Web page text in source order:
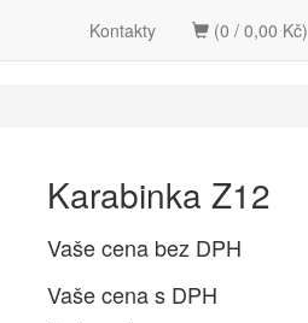
Kontakty (0 / 0,00 Kč)
Karabinka Z12
Vaše cena bez DPH
Vaše cena s DPH